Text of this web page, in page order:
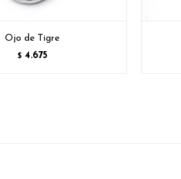
Ojo de Tigre
$ 4.675